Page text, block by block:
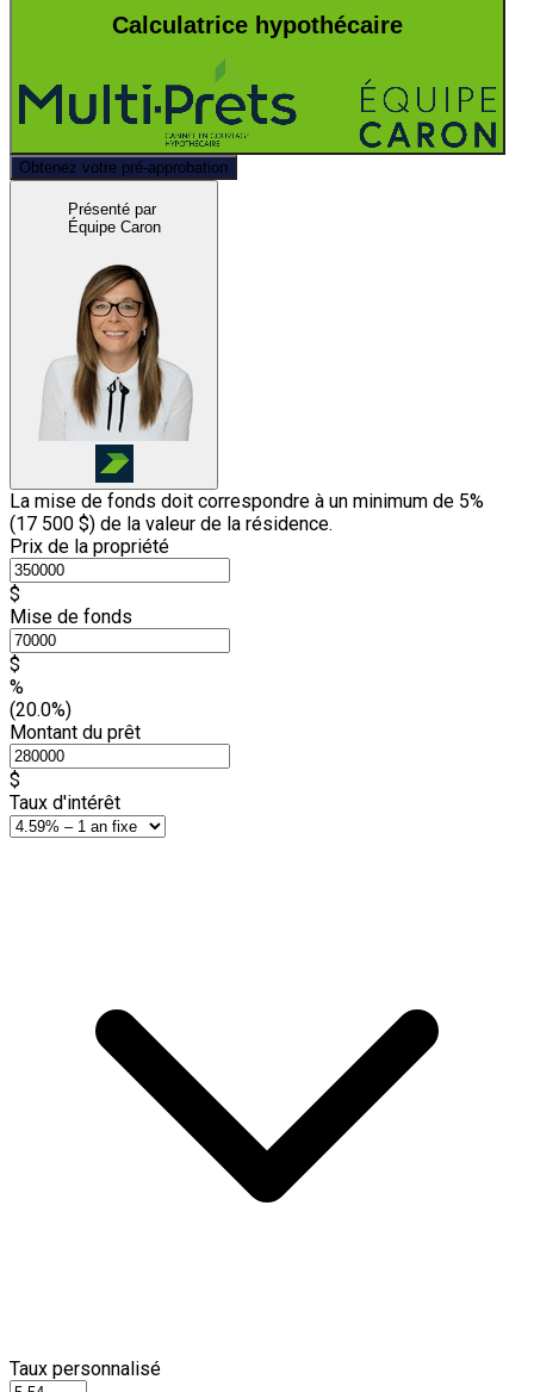
Calculatrice hypothécaire
Obtenez votre pré-approbation
Présenté par
Équipe Caron
La mise de fonds doit correspondre à un minimum de 5%
(17 500 $) de la valeur de la résidence.
Prix de la propriété
$
Mise de fonds
$
%
(20.0%)
Montant du prêt
$
Taux d'intérêt
Taux personnalisé